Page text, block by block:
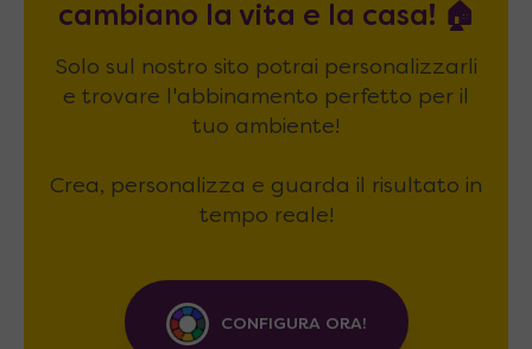
cambiano la vita e la casa! 🏠
Solo sul nostro sito potrai personalizzarli
e trovare l'abbinamento perfetto per il
tuo ambiente!
Crea, personalizza e guarda il risultato in
tempo reale!
CONFIGURA ORA!